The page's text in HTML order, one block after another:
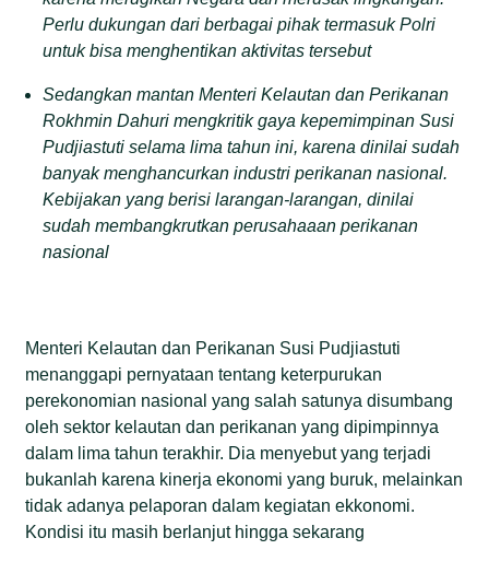
Perlu dukungan dari berbagai pihak termasuk Polri
untuk bisa menghentikan aktivitas tersebut
Sedangkan mantan Menteri Kelautan dan Perikanan
Rokhmin Dahuri mengkritik gaya kepemimpinan Susi
Pudjiastuti selama lima tahun ini, karena dinilai sudah
banyak menghancurkan industri perikanan nasional.
Kebijakan yang berisi larangan-larangan, dinilai
sudah membangkrutkan perusahaaan perikanan
nasional
Menteri Kelautan dan Perikanan Susi Pudjiastuti
menanggapi pernyataan tentang keterpurukan
perekonomian nasional yang salah satunya disumbang
oleh sektor kelautan dan perikanan yang dipimpinnya
dalam lima tahun terakhir. Dia menyebut yang terjadi
bukanlah karena kinerja ekonomi yang buruk, melainkan
tidak adanya pelaporan dalam kegiatan ekkonomi.
Kondisi itu masih berlanjut hingga sekarang